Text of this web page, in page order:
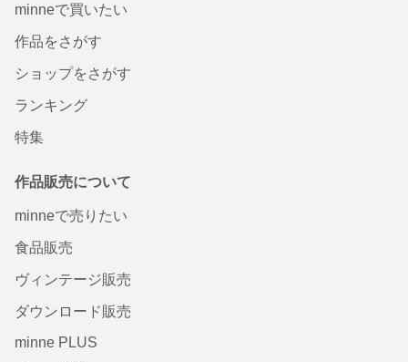
minneで買いたい
作品をさがす
ショップをさがす
ランキング
特集
作品販売について
minneで売りたい
食品販売
ヴィンテージ販売
ダウンロード販売
minne PLUS